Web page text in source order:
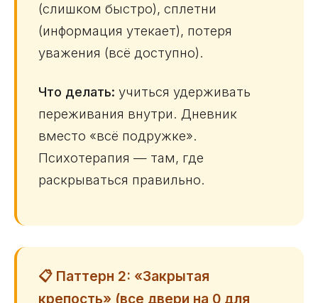
(слишком быстро), сплетни
(информация утекает), потеря
уважения (всё доступно).
Что делать: учиться удерживать
переживания внутри. Дневник
вместо «всё подружке».
Психотерапия — там, где
раскрываться правильно.
📋 Паттерн 2: «Закрытая
крепость» (все двери на 0 для